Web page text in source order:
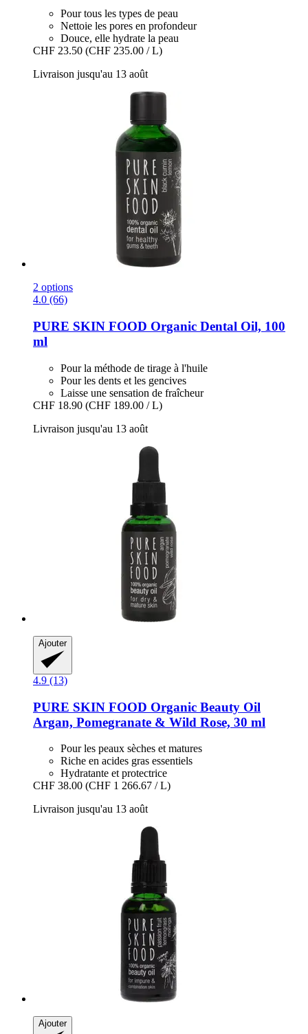
Pour tous les types de peau
Nettoie les pores en profondeur
Douce, elle hydrate la peau
CHF 23.50 (CHF 235.00 / L)
Livraison jusqu'au 13 août
2 options
4.0 (66)
PURE SKIN FOOD Organic Dental Oil, 100
ml
Pour la méthode de tirage à l'huile
Pour les dents et les gencives
Laisse une sensation de fraîcheur
CHF 18.90 (CHF 189.00 / L)
Livraison jusqu'au 13 août
Ajouter
4.9 (13)
PURE SKIN FOOD Organic Beauty Oil
Argan, Pomegranate & Wild Rose, 30 ml
Pour les peaux sèches et matures
Riche en acides gras essentiels
Hydratante et protectrice
CHF 38.00 (CHF 1 266.67 / L)
Livraison jusqu'au 13 août
Ajouter